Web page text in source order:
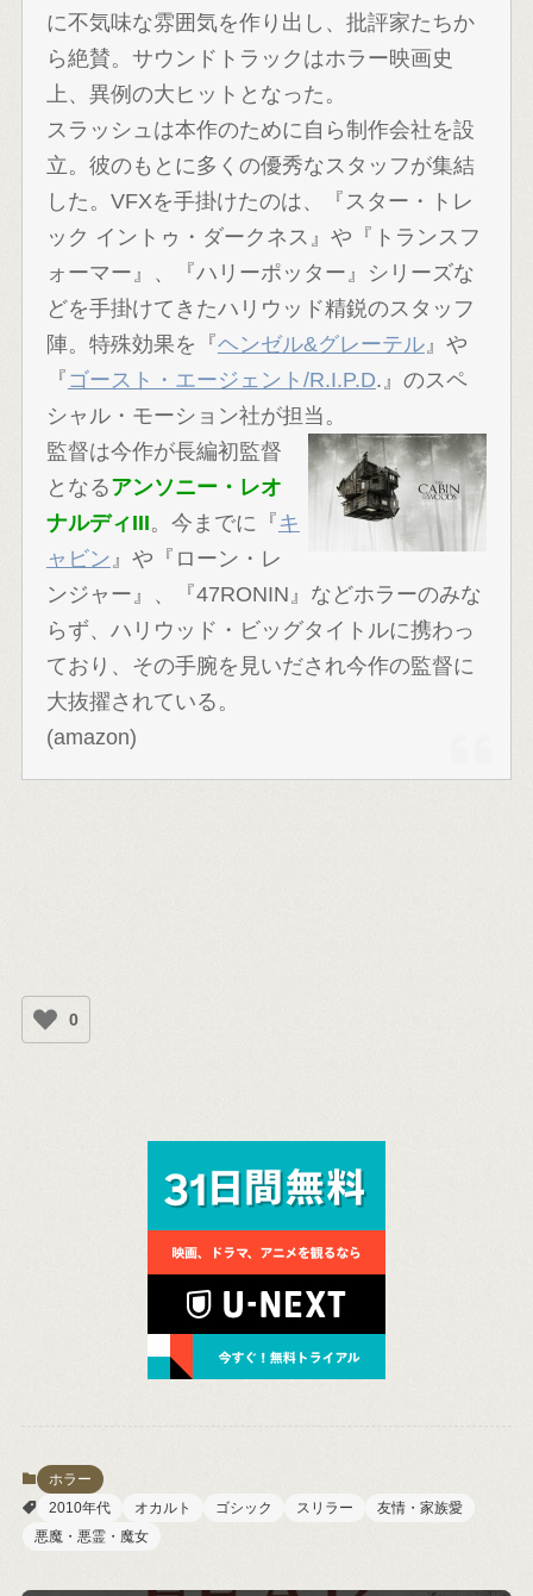
に不気味な雰囲気を作り出し、批評家たちか
ら絶賛。サウンドトラックはホラー映画史
上、異例の大ヒットとなった。
スラッシュは本作のために自ら制作会社を設
立。彼のもとに多くの優秀なスタッフが集結
した。VFXを手掛けたのは、『スター・トレ
ック イントゥ・ダークネス』や『トランスフ
ォーマー』、『ハリーポッター』シリーズな
どを手掛けてきたハリウッド精鋭のスタッフ
陣。特殊効果を『ヘンゼル&グレーテル』や
『 ゴースト・エージェント/R.I.P.D.』のスペ
シャル・モーション社が担当。
監督は今作が長編初監督
となるアンソニー・レオ
ナルディIII。今までに『キ
ャビン 』や『ローン・レ
ンジャー』、『47RONIN』などホラーのみな
らず、ハリウッド・ビッグタイトルに携わっ
ており、その手腕を見いだされ今作の監督に
大抜擢されている。
(amazon)
0
ホラー
2010年代
オカルト ゴシック スリラー
友情・家族愛
悪魔・悪霊・魔女